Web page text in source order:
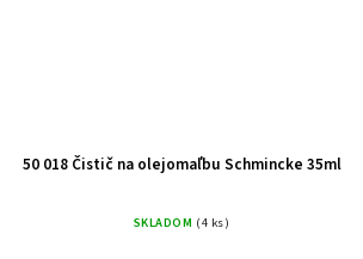
50 018 Čistič na olejomaľbu Schmincke 35ml
SKLADOM (4 ks)